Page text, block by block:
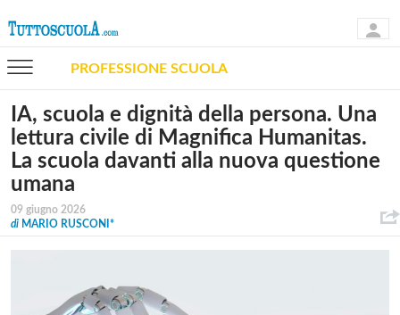
PROFESSIONE SCUOLA
IA, scuola e dignità della persona. Una
lettura civile di Magnifica Humanitas.
La scuola davanti alla nuova questione
umana
09 giugno 2026
di MARIO RUSCONI*